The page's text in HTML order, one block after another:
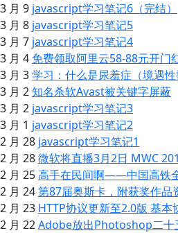
3 月 9 javascript学习笔记6（完结）
3 月 8 javascript学习笔记5
3 月 7 javascript学习笔记4
3 月 4 免费领取阿里云58-88元开门
3 月 3学习：什么是尿羞症（境遇性
3 月 2知名杀软Avast被关键字屏蔽
3 月 2 javascript学习笔记3
3 月 1 javascript学习笔记2
2 月 28 javascript学习笔记1
2 月 28微软将直播3月2日 MWC
2 月 25高手在民间啊——中国高铁
2 月 24第87届奥斯卡，附获奖作品
2 月 23 HTTP协议更新至2.0版 基本
2 月 22Adobe放出Photoshop二十